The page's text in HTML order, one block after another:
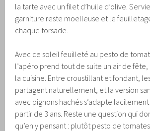
la tarte avec un filet d’huile d’olive.
garniture reste moelleuse et le
chaque torsade.
Avec ce soleil feuilleté au pesto de
l’apéro prend tout de suite un air de
la cuisine. Entre croustillant et fondant,
partagent naturellement, et la version
avec pignons hachés s’adapte
partir de 3 ans. Reste une question qui
qu’en y pensant : plutôt pesto de